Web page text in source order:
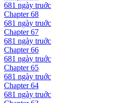
681 ngày truớc
Chapter68
681 ngày truớc
Chapter67
681 ngày truớc
Chapter66
681 ngày truớc
Chapter65
681 ngày truớc
Chapter64
681 ngày truớc